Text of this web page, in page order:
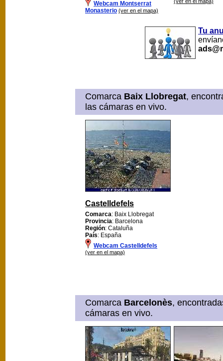
Webcam Montserrat
Monasterio (ver en el mapa)
Tu
Comarca Baix Llobregat,
las cámaras en vivo.
Castelldefels
Comarca: Baix Llobregat
Provincia: Barcelona
Región: Cataluña
País: España
Webcam Castelldefels
(ver en el mapa)
Comarca Barcelonès,
cámaras en vivo.